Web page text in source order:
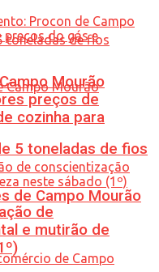
5 toneladas de fios
de Campo Mourão
Mourão
preços de
cozinha para
de
e mutirão de